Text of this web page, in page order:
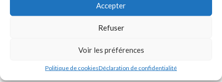
Accepter
Refuser
Voir les préférences
Politique de cookiesDéclaration de confidentialité